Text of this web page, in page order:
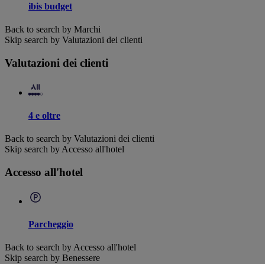
ibis budget
Back to search by Marchi
Skip search by Valutazioni dei clienti
Valutazioni dei clienti
4 e oltre
Back to search by Valutazioni dei clienti
Skip search by Accesso all'hotel
Accesso all'hotel
Parcheggio
Back to search by Accesso all'hotel
Skip search by Benessere